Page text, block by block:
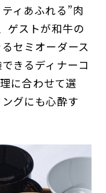
ィあふれる”肉
ゲストが和牛の
セミオーダース
きるディナーコ
に合わせて選
グにも心酔す